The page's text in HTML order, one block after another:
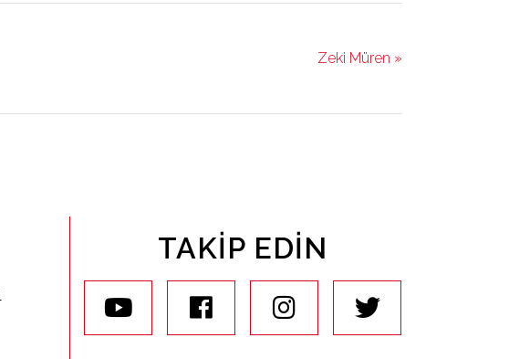
Zeki Müren »
TAKIP EDIN
youtube facebook instagram